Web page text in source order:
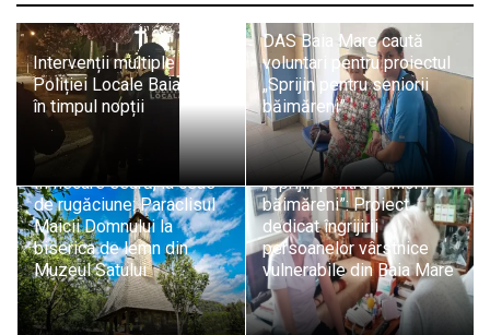
Intervenții multiple ale
Poliției Locale Baia Mare
în timpul nopții
DAS Baia Mare caută
voluntari pentru proiectul
„Sprijin pentru seniorii
băimăreni”
În fiecare seară, la ceas
de rugăciune: Paraclisul
Maicii Domnului la
biserica de lemn din
Muzeul Satului
„Sprijin pentru seniorii
băimăreni”: Proiect
dedicat îngrijirii
persoanelor vârstnice
vulnerabile din Baia Mare